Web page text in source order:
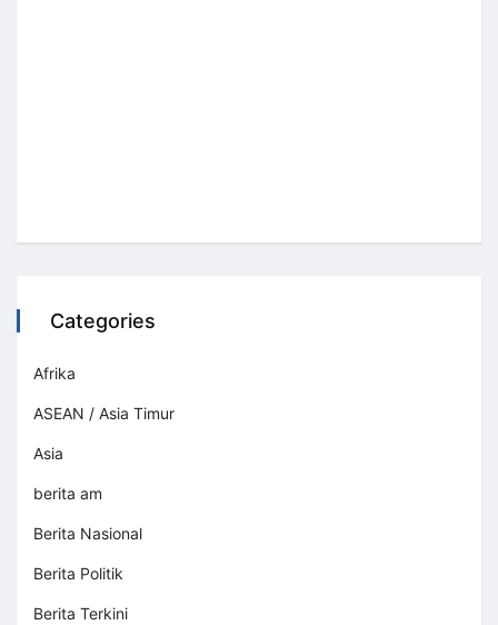
Categories
Afrika
ASEAN / Asia Timur
Asia
berita am
Berita Nasional
Berita Politik
Berita Terkini